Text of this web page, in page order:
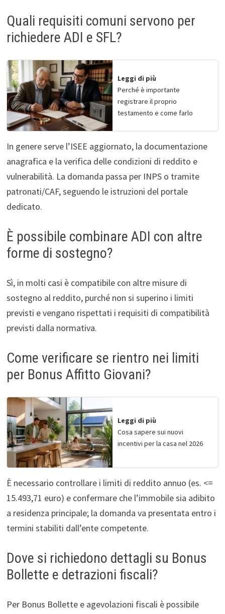
Quali requisiti comuni servono per
richiedere ADI e SFL?
Leggi di più
Perché è importante
registrare il proprio
testamento e come farlo
In genere serve l’ISEE aggiornato, la documentazione
anagrafica e la verifica delle condizioni di reddito e
vulnerabilità. La domanda passa per INPS o tramite
patronati/CAF, seguendo le istruzioni del portale
dedicato.
È possibile combinare ADI con altre
forme di sostegno?
Sì, in molti casi è compatibile con altre misure di
sostegno al reddito, purché non si superino i limiti
previsti e vengano rispettati i requisiti di compatibilità
previsti dalla normativa.
Come verificare se rientro nei limiti
per Bonus Affitto Giovani?
Leggi di più
Cosa sapere sui nuovi
incentivi per la casa nel 2026
È necessario controllare i limiti di reddito annuo (es. <=
15.493,71 euro) e confermare che l’immobile sia adibito
a residenza principale; la domanda va presentata entro i
termini stabiliti dall’ente competente.
Dove si richiedono dettagli su Bonus
Bollette e detrazioni fiscali?
Per Bonus Bollette e agevolazioni fiscali è possibile